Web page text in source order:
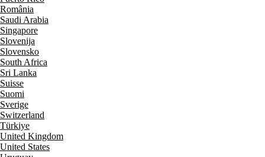
România
Saudi Arabia
Singapore
Slovenija
Slovensko
South Africa
Sri Lanka
Suisse
Suomi
Sverige
Switzerland
Türkiye
United Kingdom
United States